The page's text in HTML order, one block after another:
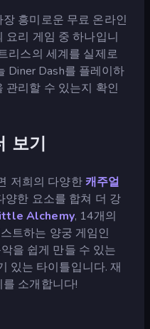
흥미로운 무료 온라인
요리 게임 중 하나입니
리스의 세계를 실제로
Diner Dash를 플레이하
관리할 수 있는지 확인
보기
저희의 다양한캐주얼
양한 요소를 합쳐 더 강
Alchemy, 14개의
트하는 양궁 게임인
을 쉽게 만들 수 있는
있는 타이틀입니다. 재
소개합니다!